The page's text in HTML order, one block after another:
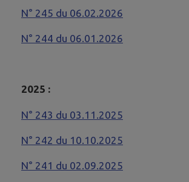
N° 245 du 06.02.2026
N° 244 du 06.01.2026
2025 :
N° 243 du 03.11.2025
N° 242 du 10.10.2025
N° 241 du 02.09.2025